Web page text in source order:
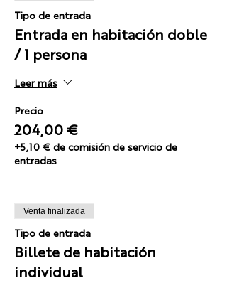
Tipo de entrada
Entrada en habitación doble
/ 1 persona
Leer más
Precio
204,00 €
+5,10 € de comisión de servicio de
entradas
Venta finalizada
Tipo de entrada
Billete de habitación
individual